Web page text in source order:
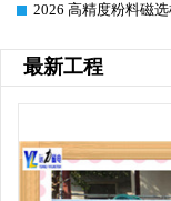
2026 高精度粉料磁
最新工程